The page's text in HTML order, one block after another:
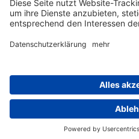
Bestellung widerrufen
Mein konto
Zahlungsmöglichkeiten
Copyright © 2025 Wabeco